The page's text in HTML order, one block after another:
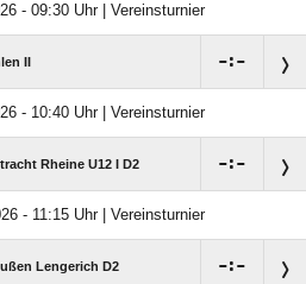
- 09:30 Uhr | Vereinsturnier
II :
- 10:40 Uhr | Vereinsturnier
Rheine U12 I D2 :
- 11:15 Uhr | Vereinsturnier
Lengerich D2 :